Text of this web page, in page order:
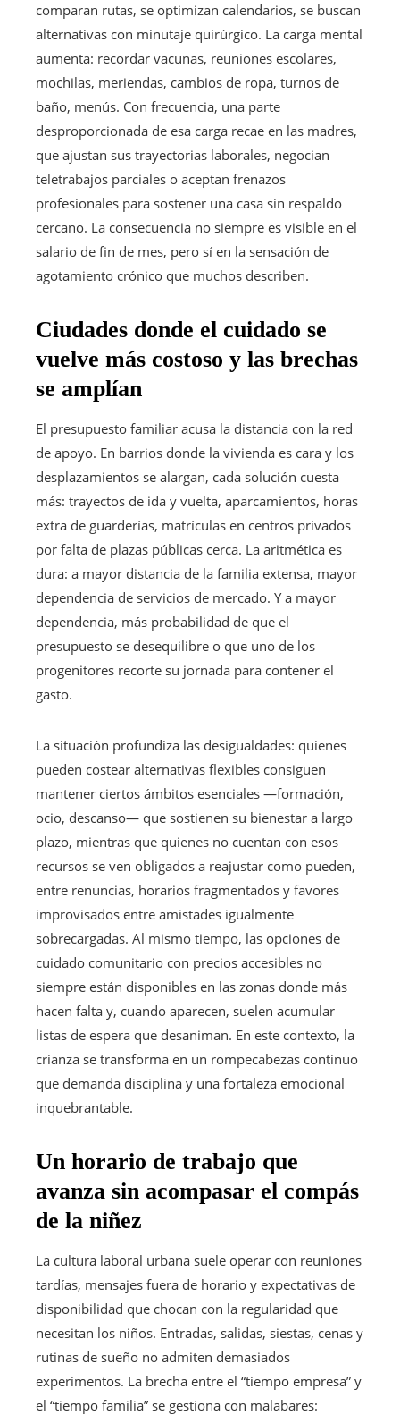
comparan rutas, se optimizan calendarios, se buscan
alternativas con minutaje quirúrgico. La carga mental
aumenta: recordar vacunas, reuniones escolares,
mochilas, meriendas, cambios de ropa, turnos de
baño, menús. Con frecuencia, una parte
desproporcionada de esa carga recae en las madres,
que ajustan sus trayectorias laborales, negocian
teletrabajos parciales o aceptan frenazos
profesionales para sostener una casa sin respaldo
cercano. La consecuencia no siempre es visible en el
salario de fin de mes, pero sí en la sensación de
agotamiento crónico que muchos describen.
Ciudades donde el cuidado se
vuelve más costoso y las brechas
se amplían
El presupuesto familiar acusa la distancia con la red
de apoyo. En barrios donde la vivienda es cara y los
desplazamientos se alargan, cada solución cuesta
más: trayectos de ida y vuelta, aparcamientos, horas
extra de guarderías, matrículas en centros privados
por falta de plazas públicas cerca. La aritmética es
dura: a mayor distancia de la familia extensa, mayor
dependencia de servicios de mercado. Y a mayor
dependencia, más probabilidad de que el
presupuesto se desequilibre o que uno de los
progenitores recorte su jornada para contener el
gasto.
La situación profundiza las desigualdades: quienes
pueden costear alternativas flexibles consiguen
mantener ciertos ámbitos esenciales —formación,
ocio, descanso— que sostienen su bienestar a largo
plazo, mientras que quienes no cuentan con esos
recursos se ven obligados a reajustar como pueden,
entre renuncias, horarios fragmentados y favores
improvisados entre amistades igualmente
sobrecargadas. Al mismo tiempo, las opciones de
cuidado comunitario con precios accesibles no
siempre están disponibles en las zonas donde más
hacen falta y, cuando aparecen, suelen acumular
listas de espera que desaniman. En este contexto, la
crianza se transforma en un rompecabezas continuo
que demanda disciplina y una fortaleza emocional
inquebrantable.
Un horario de trabajo que
avanza sin acompasar el compás
de la niñez
La cultura laboral urbana suele operar con reuniones
tardías, mensajes fuera de horario y expectativas de
disponibilidad que chocan con la regularidad que
necesitan los niños. Entradas, salidas, siestas, cenas y
rutinas de sueño no admiten demasiados
experimentos. La brecha entre el “tiempo empresa” y
el “tiempo familia” se gestiona con malabares: